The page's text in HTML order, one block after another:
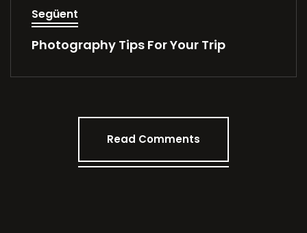
Següent
Photography Tips For Your Trip
Read Comments